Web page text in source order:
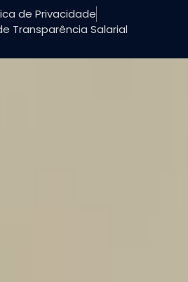
de Privacidade
Transparência Salarial